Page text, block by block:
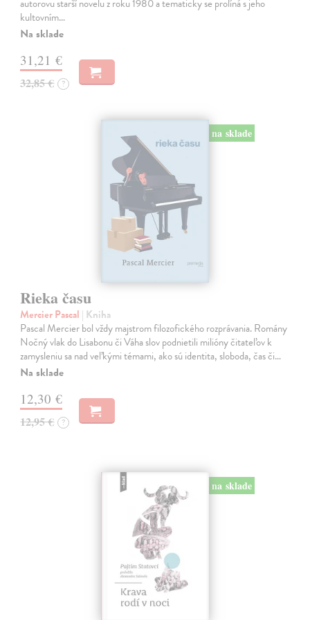
autorovu starší novelu z roku 1980 a tematicky se prolíná s jeho
kultovním…
Na sklade
31,21 €
32,85 € ?
na sklade
Rieka času
Mercier Pascal | Kniha
Pascal Mercier bol vždy majstrom filozofického rozprávania. Romány
Nočný vlak do Lisabonu či Váha slov podnietili milióny čitateľov k
zamysleniu sa nad veľkými témami, ako sú identita, sloboda, čas či…
Na sklade
12,30 €
12,95 € ?
na sklade